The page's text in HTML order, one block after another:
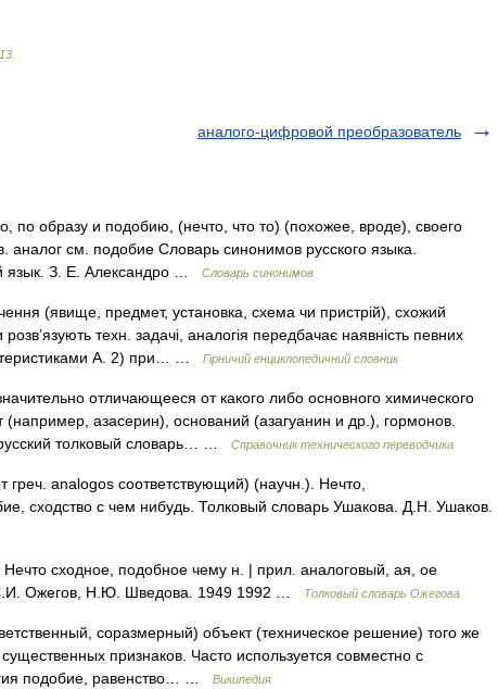
аналого-цифровой преобразователь
по образу и подобию, (нечто, что то) (похожее, вроде), своего
аналог см. подобие Словарь синонимов русского языка.
язык. З. Е. Александро …
Словарь синонимов
(явище, предмет, установка, схема чи пристрій), схожий
техн. задачі, аналогія передбачає наявність певних
А. 2) при… …
Гірничий енциклопедичний словник
отличающееся от какого либо основного химического
азасерин), оснований (азагуанин и др.), гормонов.
толковый словарь… …
Справочник технического переводчика
analogos соответствующий) (научн.). Нечто,
сходство с чем нибудь. Толковый словарь Ушакова. Д.Н. Ушаков.
сходное, подобное чему н. | прил. аналоговый, ая, ое
Ожегов, Н.Ю. Шведова. 1949 1992 …
Толковый словарь Ожегова
соразмерный) объект (техническое решение) того же
признаков. Часто используется совместно с
подобие, равенство… …
Википедия